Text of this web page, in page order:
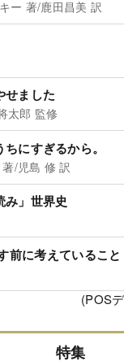
ー 著/鹿田昌美 訳
せました
太郎 監修
にすぎるから。
/児島 修 訳
み」世界史
前に考えていること
(POS
特集